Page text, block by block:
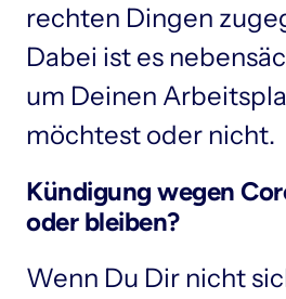
rechten Dingen
Dabei ist es
um Deinen
Kündigung wegen
oder bleiben?
Wenn Du Dir nicht